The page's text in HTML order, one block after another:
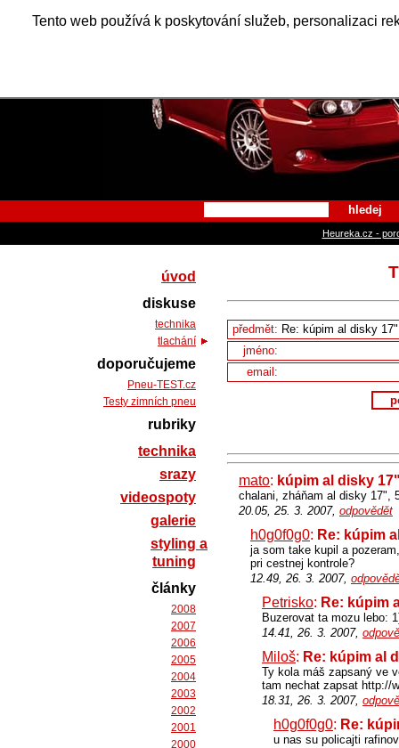
Tento web používá k poskytování služeb, personalizaci
Alfa
hledej
Heureka.cz -
předmět:
jméno:
email:
mato: kúpim al disky
chalani, zháňam al disky 17",
20.05, 25. 3. 2007, odpovědět
h0g0f0g0: Re: kúpim
ja som take kupil a
pri cestnej kontrole?
12.49, 26. 3. 2007,
Petrisko: Re: kúpim
Buzerovat ta mozu lebo:
14.41, 26. 3. 2007,
Miloš: Re: kúpim al
Ty kola máš zapsaný ve
tam nechat zapsat http://
18.31, 26. 3. 2007,
h0g0f0g0: Re:
u nas su policajti
úvod
diskuse
technika
tlachání
doporučujeme
Pneu-TEST.cz
Testy zimních pneu
rubriky
technika
srazy
videospoty
galerie
styling a
tuning
články
2008
2007
2006
2005
2004
2003
2002
2001
2000